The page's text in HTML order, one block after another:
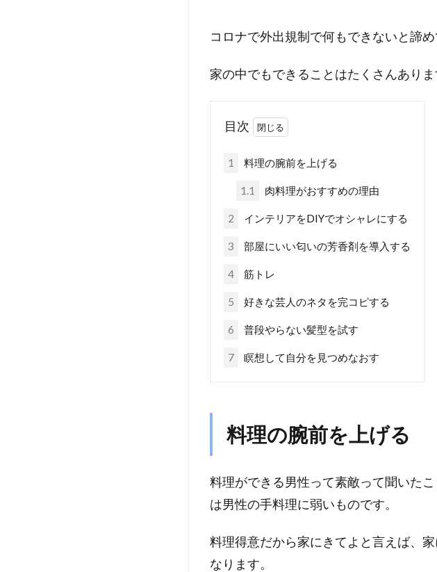
コロナで外出規制で何もできないと諦
家の中でもできることはたくさんあり
目次
1 料理の腕前を上げる
1.1 肉料理がおすすめの理由
2 インテリアをDIYでオシャレにする
3 部屋にいい匂いの芳香剤を導入する
4 筋トレ
5 好きな芸人のネタを完コピする
6 普段やらない髪型を試す
7 瞑想して自分を見つめなおす
料理の腕前を上げる
料理ができる男性って素敵って聞いた
は男性の手料理に弱いものです。
料理得意だから家にきてよと言えば、
なります。